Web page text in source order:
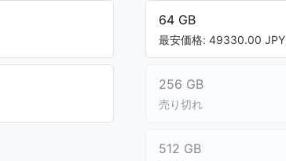
64 GB
最安価格: 49330.00 JPY
256 GB
売り切れ
512 GB